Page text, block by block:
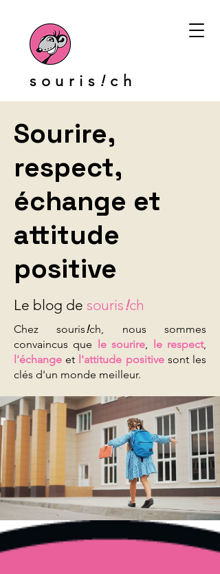
souris ! ch
Sourire,
respect,
échange et
attitude
positive
Le blog de souris!ch
Chez souris!ch, nous sommes
convaincus que le sourire, le respect,
l'échange et l'attitude positivesont les
clés d'un monde meilleur.